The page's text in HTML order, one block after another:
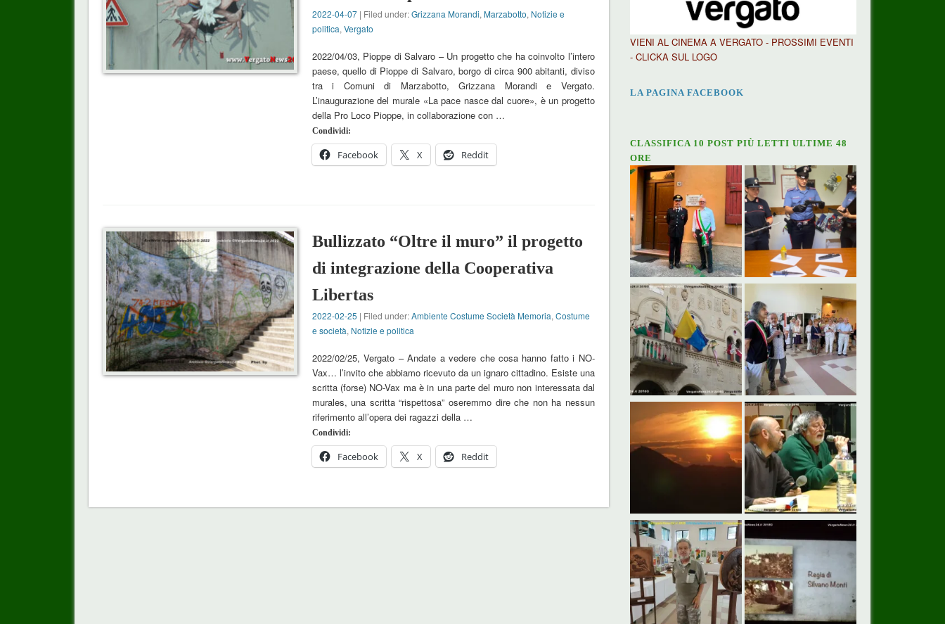
2022-04-07| Filed under:Grizzana Morandi, Marzabotto, Notizie e
politica, Vergato
2022/04/03, Pioppe di Salvaro – Un progetto che ha coinvolto l’intero
paese, quello di Pioppe di Salvaro, borgo di circa 900 abitanti, diviso
tra i Comuni di Marzabotto, Grizzana Morandi e Vergato.
L’inaugurazione del murale «La pace nasce dal cuore», è un progetto
della Pro Loco Pioppe, in collaborazione con …
Condividi:
Facebook X Reddit
Bullizzato “Oltre il muro” il progetto
di integrazione della Cooperativa
Libertas
2022-02-25 | Filed under:Ambiente Costume Società Memoria, Costume
e società, Notizie e politica
2022/02/25, Vergato – Andate a vedere che cosa hanno fatto i NO-
Vax… l’invito che abbiamo ricevuto da un ignaro cittadino. Esiste una
scritta (forse) NO-Vax ma è in una parte del muro non interessata dal
murales, una scritta “rispettosa” oseremmo dire che non ha nessun
riferimento all’opera dei ragazzi della …
Condividi:
Facebook X Reddit
VIENI AL CINEMA A VERGATO - PROSSIMI EVENTI
- CLICKA SUL LOGO
LA PAGINA FACEBOOK
CLASSIFICA 10 POST PIÙ LETTI ULTIME 48
ORE